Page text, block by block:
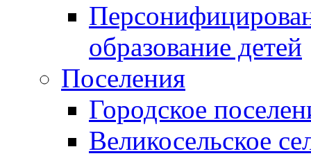
образование детей
Поселения
Городское
Великосельское